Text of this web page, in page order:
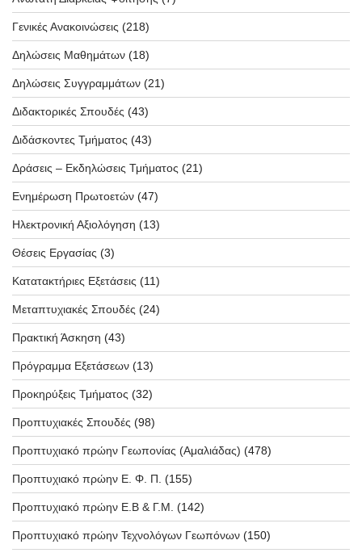
Γενικές Ανακοινώσεις (218)
Δηλώσεις Μαθημάτων (18)
Δηλώσεις Συγγραμμάτων (21)
Διδακτορικές Σπουδές (43)
Διδάσκοντες Τμήματος (43)
Δράσεις – Εκδηλώσεις Τμήματος (21)
Ενημέρωση Πρωτοετών (47)
Ηλεκτρονική Αξιολόγηση (13)
Θέσεις Εργασίας (3)
Κατατακτήριες Εξετάσεις (11)
Μεταπτυχιακές Σπουδές (24)
Πρακτική Άσκηση (43)
Πρόγραμμα Εξετάσεων (13)
Προκηρύξεις Τμήματος (32)
Προπτυχιακές Σπουδές (98)
Προπτυχιακό πρώην Γεωπονίας (Αμαλιάδας) (478)
Προπτυχιακό πρώην Ε. Φ. Π. (155)
Προπτυχιακό πρώην Ε.Β & Γ.Μ. (142)
Προπτυχιακό πρώην Τεχνολόγων Γεωπόνων (150)